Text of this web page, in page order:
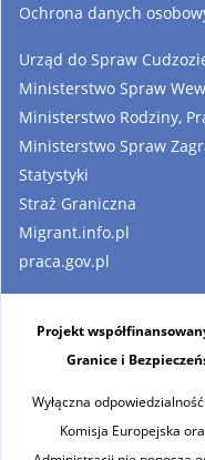
Ochrona danych
Urząd do Spraw
Ministerstwo Spraw
Ministerstwo Rodziny,
Ministerstwo Spraw
Statystyki
Straż Graniczna
Migrant.info.pl
praca.gov.pl
Projekt
Granice i
Wyłączna
Komisja Europejska